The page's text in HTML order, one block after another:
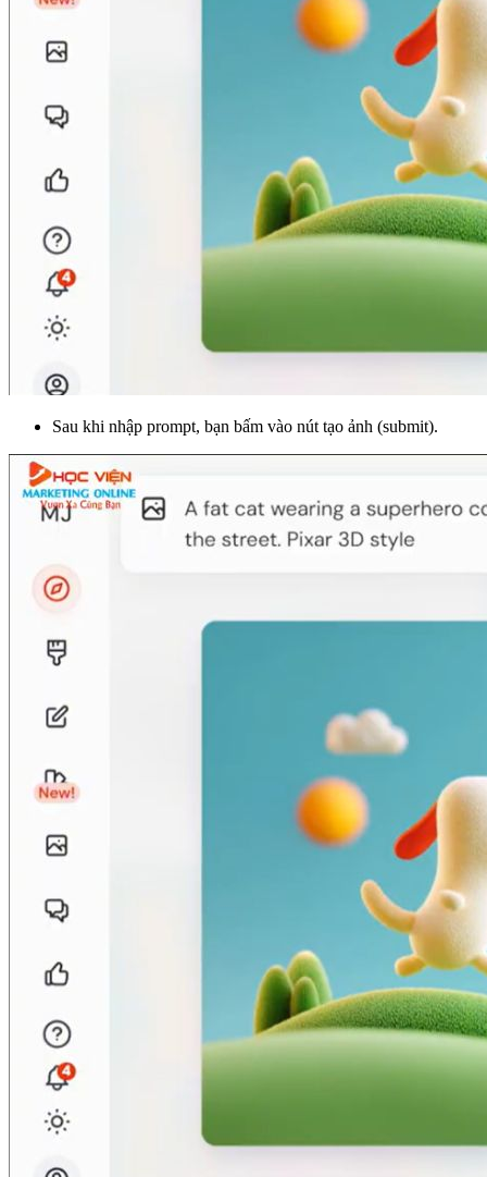
Sau khi nhập prompt, bạn bấm vào nút tạo ảnh (submit).